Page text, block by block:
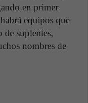
en primer
equipos que
suplentes,
nombres de